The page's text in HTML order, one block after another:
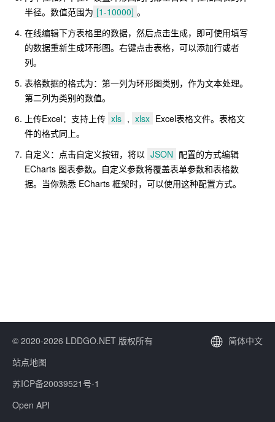
半径。数值范围为 [1-10000] 。
在线编辑下方表格里的数据，然后点击生成，即可使用填写
的数据重新生成环形图。右键点击表格，可以添加行或者
列。
表格数据的格式为：第一列为环形图类别，作为文本处理。
第二列为类别的数值。
上传Excel：支持上传 xls , xlsx Excel表格文件。表格文
件的格式同上。
自定义：点击自定义按钮，将以 JSON 配置的方式编辑
ECharts 图表参数。自定义参数将覆盖表单参数和表格数
据。当你熟悉 ECharts 框架时，可以使用这种配置方式。
© 2020-2026 LDDGO.NET 版权所有
站点地图
苏ICP备20039521号-1
Open API
简体中文